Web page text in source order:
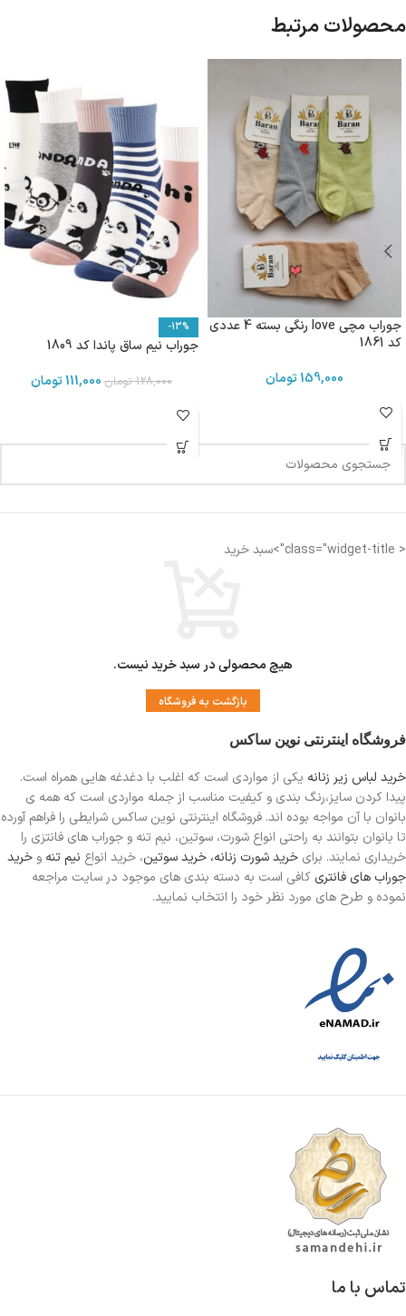
محصولات مرتبط
جوراب مچی love رنگی بسته 4 عددی
کد 1861
159,000تومان
-13%
جوراب نیم ساق پاندا کد 1809
128,000 تومان 111,000تومان
< class="widget-title">سبد خرید
هیچ محصولی در سبد خرید نیست.
بازگشت به فروشگاه
فروشگاه اینترنتی نوین ساکس
خرید لباس زیر زنانه یکی از مواردی است که اغلب با دغدغه هایی همراه است.
پیدا کردن سایز،رنگ بندی و کیفیت مناسب از جمله مواردی است که همه ی
بانوان با آن مواجه بوده اند. فروشگاه اینترنتی نوین ساکس شرایطی را فراهم آورده
تا بانوان بتوانند به راحتی انواع شورت، سوتین، نیم تنه و جوراب های فانتزی را
خریداری نمایند. برای خرید شورت زنانه، خرید سوتین، خرید انواع نیم تنه و خرید
جوراب های فانتری کافی است به دسته بندی های موجود در سایت مراجعه
نموده و طرح های مورد نظر خود را انتخاب نمایید.
تماس با ما